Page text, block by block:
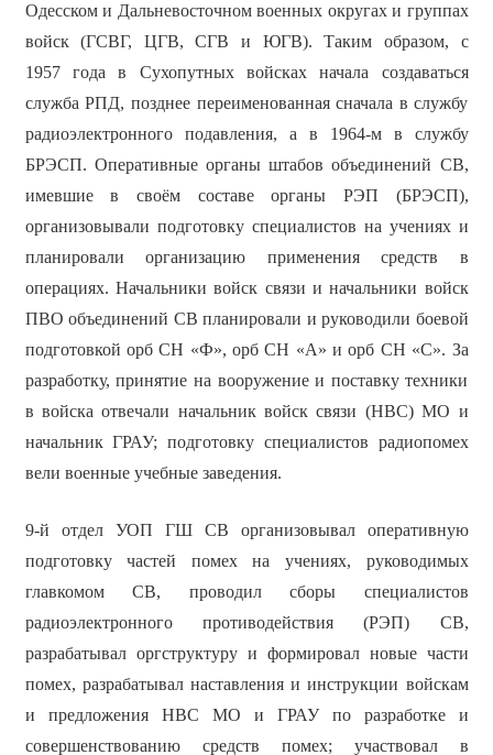
Одесском и Дальневосточном военных округах и группах
войск (ГСВГ, ЦГВ, СГВ и ЮГВ). Таким образом, с
1957 года в Сухопутных войсках начала создаваться
служба РПД, позднее переименованная сначала в службу
радиоэлектронного подавления, а в 1964-м в службу
БРЭСП. Оперативные органы штабов объединений СВ,
имевшие в своём составе органы РЭП (БРЭСП),
организовывали подготовку специалистов на учениях и
планировали организацию применения средств в
операциях. Начальники войск связи и начальники войск
ПВО объединений СВ планировали и руководили боевой
подготовкой орб СН «Ф», орб СН «А» и орб СН «С». За
разработку, принятие на вооружение и поставку техники
в войска отвечали начальник войск связи (НВС) МО и
начальник ГРАУ; подготовку специалистов радиопомех
вели военные учебные заведения.
9-й отдел УОП ГШ СВ организовывал оперативную
подготовку частей помех на учениях, руководимых
главкомом СВ, проводил сборы специалистов
радиоэлектронного противодействия (РЭП) СВ,
разрабатывал оргструктуру и формировал новые части
помех, разрабатывал наставления и инструкции войскам
и предложения НВС МО и ГРАУ по разработке и
совершенствованию средств помех; участвовал в